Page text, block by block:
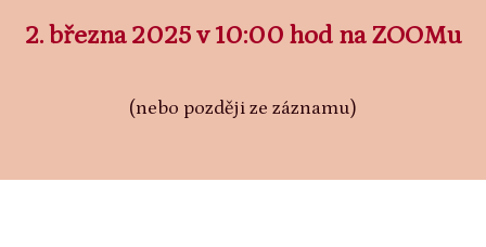
2. března 2025 v 10:00 hod na ZOOMu
(nebo později ze záznamu)